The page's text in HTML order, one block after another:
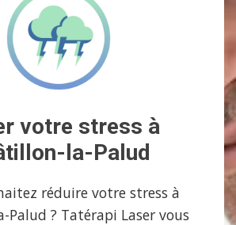
votre stress à
la-Palud
réduire votre stress à
Palud ? Tatérapi Laser vous